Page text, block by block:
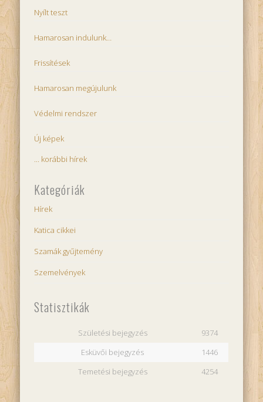
Nyílt teszt
Hamarosan indulunk…
Frissítések
Hamarosan megújulunk
Védelmi rendszer
Új képek
... korábbi hírek
Kategóriák
Hírek
Katica cikkei
Szamák gyűjtemény
Szemelvények
Statisztikák
Születési bejegyzés
9374
Esküvői bejegyzés
1446
Temetési bejegyzés
4254